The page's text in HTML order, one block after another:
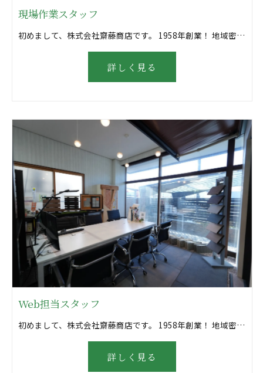
現場作業スタッフ
初めまして、株式会社齋藤商店です。 1958年創業！ 地域密着型の「建材屋さん」としてサッシ工事、外構工事をしています。 自社設計から自社施工まで行い安定成長を続けています！ ＼どんな仕事？／ 住宅用サッシの組立・施工を行います。 また、住宅・店舗などの硝子工事やエクステリア工事もおまかせします。 ⇒期日に余裕を持っている為穏やかな雰囲気です☆ ＼特徴は？／ ◎現場は一般住宅や店舗など └某有名ブランド店の改装も経験あり！ ◎サッシ工事や外構工事ができる建材店 └自社設計・自社施工できるのが強み ◎現場は岐阜県を中心に東海3県 ◎創業60年以上の地域密着型企業 └地域の皆様の暮らしを支えます ＼こんなメリットも！／ ◎新築を特別価格で！ └商材は家1棟を建てられる建築資材 └社員や身内の家を安価で建てられます ＼未経験の方も大歓迎！／ ＼入社後は？／ ◎先輩に同行して現場で直接学びます ◎教育が上手な担当者が丁寧に指導 └指導者は現場作業・営業経験が豊富 └事業内容の理解を深めるチャンス！ ◎資格取得は会社が費用を全額負担 └スキルアップをサポートします ＼＼こんな職場環境です♪／／ ◎経験者も未経験者も歓迎！ ◎年功序列ではなく、実力成果主義 └若手でもキャリアアップを目指せます ◎地域密着型の安定企業 └創業60年以上！豊富な実績あり └新規事業への取り組みも積極的
詳しく見る
Web担当スタッフ
初めまして、株式会社齋藤商店です。 1958年創業！ 地域密着型の「建材屋さん」としてサッシ工事、外構工事をしています。 自社設計から自社施工まで行い安定成長を続けています！ ＼どんな仕事？／ Instagramやサイトのブログ更新を行います。 ゆくゆくはWeb構築なども行っていただきたいので経験者歓迎いたします。 ⇒期日に余裕を持っている為穏やかな雰囲気です☆ ＼特徴は？／ ◎現場は一般住宅や店舗など └某有名ブランド店の改装も経験あり！ ◎サッシ工事や外構工事ができる建材店 └自社設計・自社施工できるのが強み ◎現場は岐阜県を中心に東海3県 ◎創業60年以上の地域密着型企業 └地域の皆様の暮らしを支えます ＼こんなメリットも！／ ◎新築を特別価格で！ └商材は家1棟を建てられる建築資材 └社員や身内の家を安価で建てられます ＼入社後は？／ ◎新しい取り組みなので代表と一緒に作り上げていきましょう └新しい取り組みので意見が出しやすい ◎資格取得は会社が費用を全額負担 └スキルアップをサポートします ＼＼こんな職場環境です♪／／ ◎経験者も未経験者も歓迎！ ◎年功序列ではなく、実力成果主義 └若手でもキャリアアップを目指せます ◎地域密着型の安定企業 └創業60年以上！豊富な実績あり └新規事業への取り組みも積極的
詳しく見る